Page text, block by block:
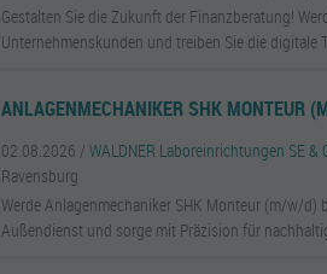
Gestalten Sie die Zukunft der Finanzberatung!
Unternehmenskunden und treiben Sie die digitale
ANLAGENMECHANIKER SHK MONTEUR
02.08.2026 /WALDNER Laboreinrichtungen SE &
Ravensburg
Werde Anlagenmechaniker SHK Monteur (m/w/d)
Außendienst und sorge mit Präzision für